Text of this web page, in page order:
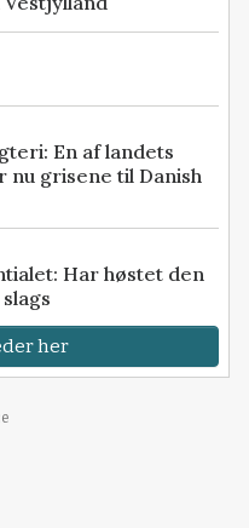
En af landets
grisene til Danish
Har høstet den
her